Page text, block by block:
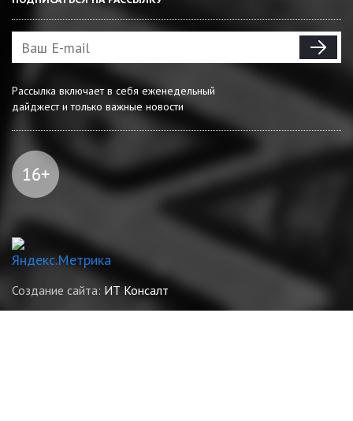
Рассылка включает в себя еженедельный
дайджест и только важные новости
Создание сайта: ИТ Консалт